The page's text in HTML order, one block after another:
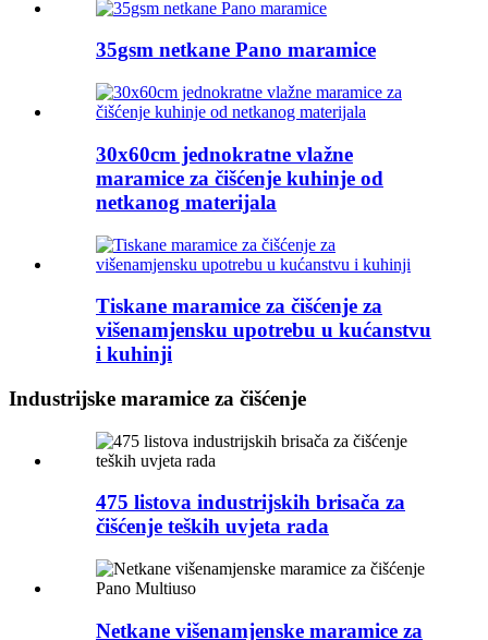
35gsm netkane Pano maramice
30x60cm jednokratne vlažne
maramice za čišćenje kuhinje od
netkanog materijala
Tiskane maramice za čišćenje za
višenamjensku upotrebu u kućanstvu
i kuhinji
Industrijske maramice za čišćenje
475 listova industrijskih brisača za
čišćenje teških uvjeta rada
Netkane višenamjenske maramice za